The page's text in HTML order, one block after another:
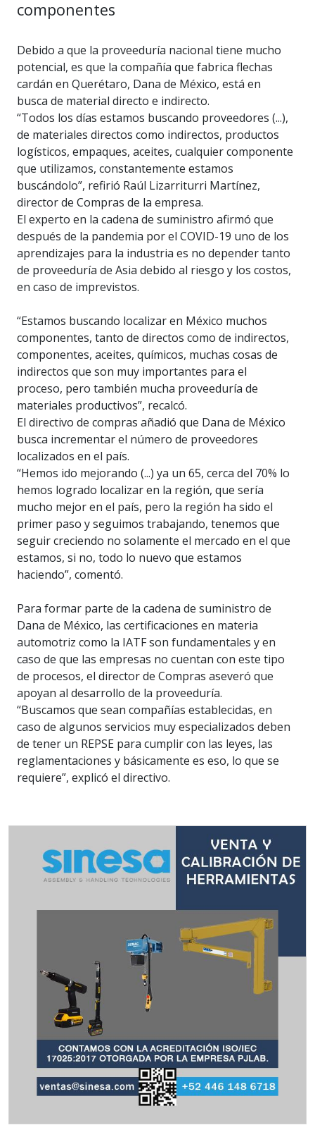
componentes
Debido a que la proveeduría nacional tiene mucho
potencial, es que la compañía que fabrica flechas
cardán en Querétaro, Dana de México, está en
busca de material directo e indirecto.
“Todos los días estamos buscando proveedores (...),
de materiales directos como indirectos, productos
logísticos, empaques, aceites, cualquier componente
que utilizamos, constantemente estamos
buscándolo”, refirió Raúl Lizarriturri Martínez,
director de Compras de la empresa.
El experto en la cadena de suministro afirmó que
después de la pandemia por el COVID-19 uno de los
aprendizajes para la industria es no depender tanto
de proveeduría de Asia debido al riesgo y los costos,
en caso de imprevistos.
“Estamos buscando localizar en México muchos
componentes, tanto de directos como de indirectos,
componentes, aceites, químicos, muchas cosas de
indirectos que son muy importantes para el
proceso, pero también mucha proveeduría de
materiales productivos”, recalcó.
El directivo de compras añadió que Dana de México
busca incrementar el número de proveedores
localizados en el país.
“Hemos ido mejorando (...) ya un 65, cerca del 70% lo
hemos logrado localizar en la región, que sería
mucho mejor en el país, pero la región ha sido el
primer paso y seguimos trabajando, tenemos que
seguir creciendo no solamente el mercado en el que
estamos, si no, todo lo nuevo que estamos
haciendo”, comentó.
Para formar parte de la cadena de suministro de
Dana de México, las certificaciones en materia
automotriz como la IATF son fundamentales y en
caso de que las empresas no cuentan con este tipo
de procesos, el director de Compras aseveró que
apoyan al desarrollo de la proveeduría.
“Buscamos que sean compañías establecidas, en
caso de algunos servicios muy especializados deben
de tener un REPSE para cumplir con las leyes, las
reglamentaciones y básicamente es eso, lo que se
requiere”, explicó el directivo.